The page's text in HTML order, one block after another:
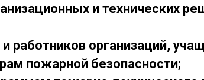
и технических
работников организаций,
пожарной безопасности;